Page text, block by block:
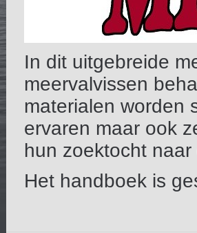
In dit uitgebreide
meervalvissen
materialen worden
ervaren maar ook
hun zoektocht naar
Het handboek is